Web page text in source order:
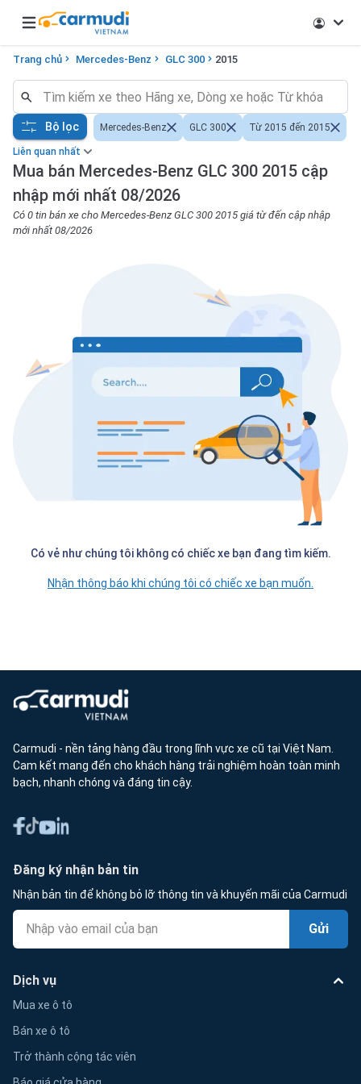
Open main menu
Trang chủ Mercedes-Benz GLC 300 2015
Liên quan nhất
Mua bán Mercedes-Benz GLC 300 2015 cập
nhập mới nhất 08/2026
Có 0 tin bán xe cho Mercedes-Benz GLC 300 2015 giá từ đến cập nhập
mới nhất 08/2026
Bộ lọc Mercedes-Benz GLC 300 Từ 2015 đến 2015
Có vẻ như chúng tôi không có chiếc xe bạn đang tìm kiếm.
Nhận thông báo khi chúng tôi có chiếc xe bạn muốn.
Carmudi - nền tảng hàng đầu trong lĩnh vực xe cũ tại Việt Nam.
Cam kết mang đến cho khách hàng trải nghiệm hoàn toàn minh
bạch, nhanh chóng và đáng tin cậy.
Đăng ký nhận bản tin
Nhận bản tin để không bỏ lỡ thông tin và khuyến mãi của Carmudi
Gửi
Dịch vụ
Mua xe ô tô
Bán xe ô tô
Trở thành cộng tác viên